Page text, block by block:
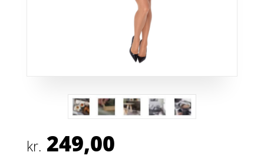
kr. 249,00